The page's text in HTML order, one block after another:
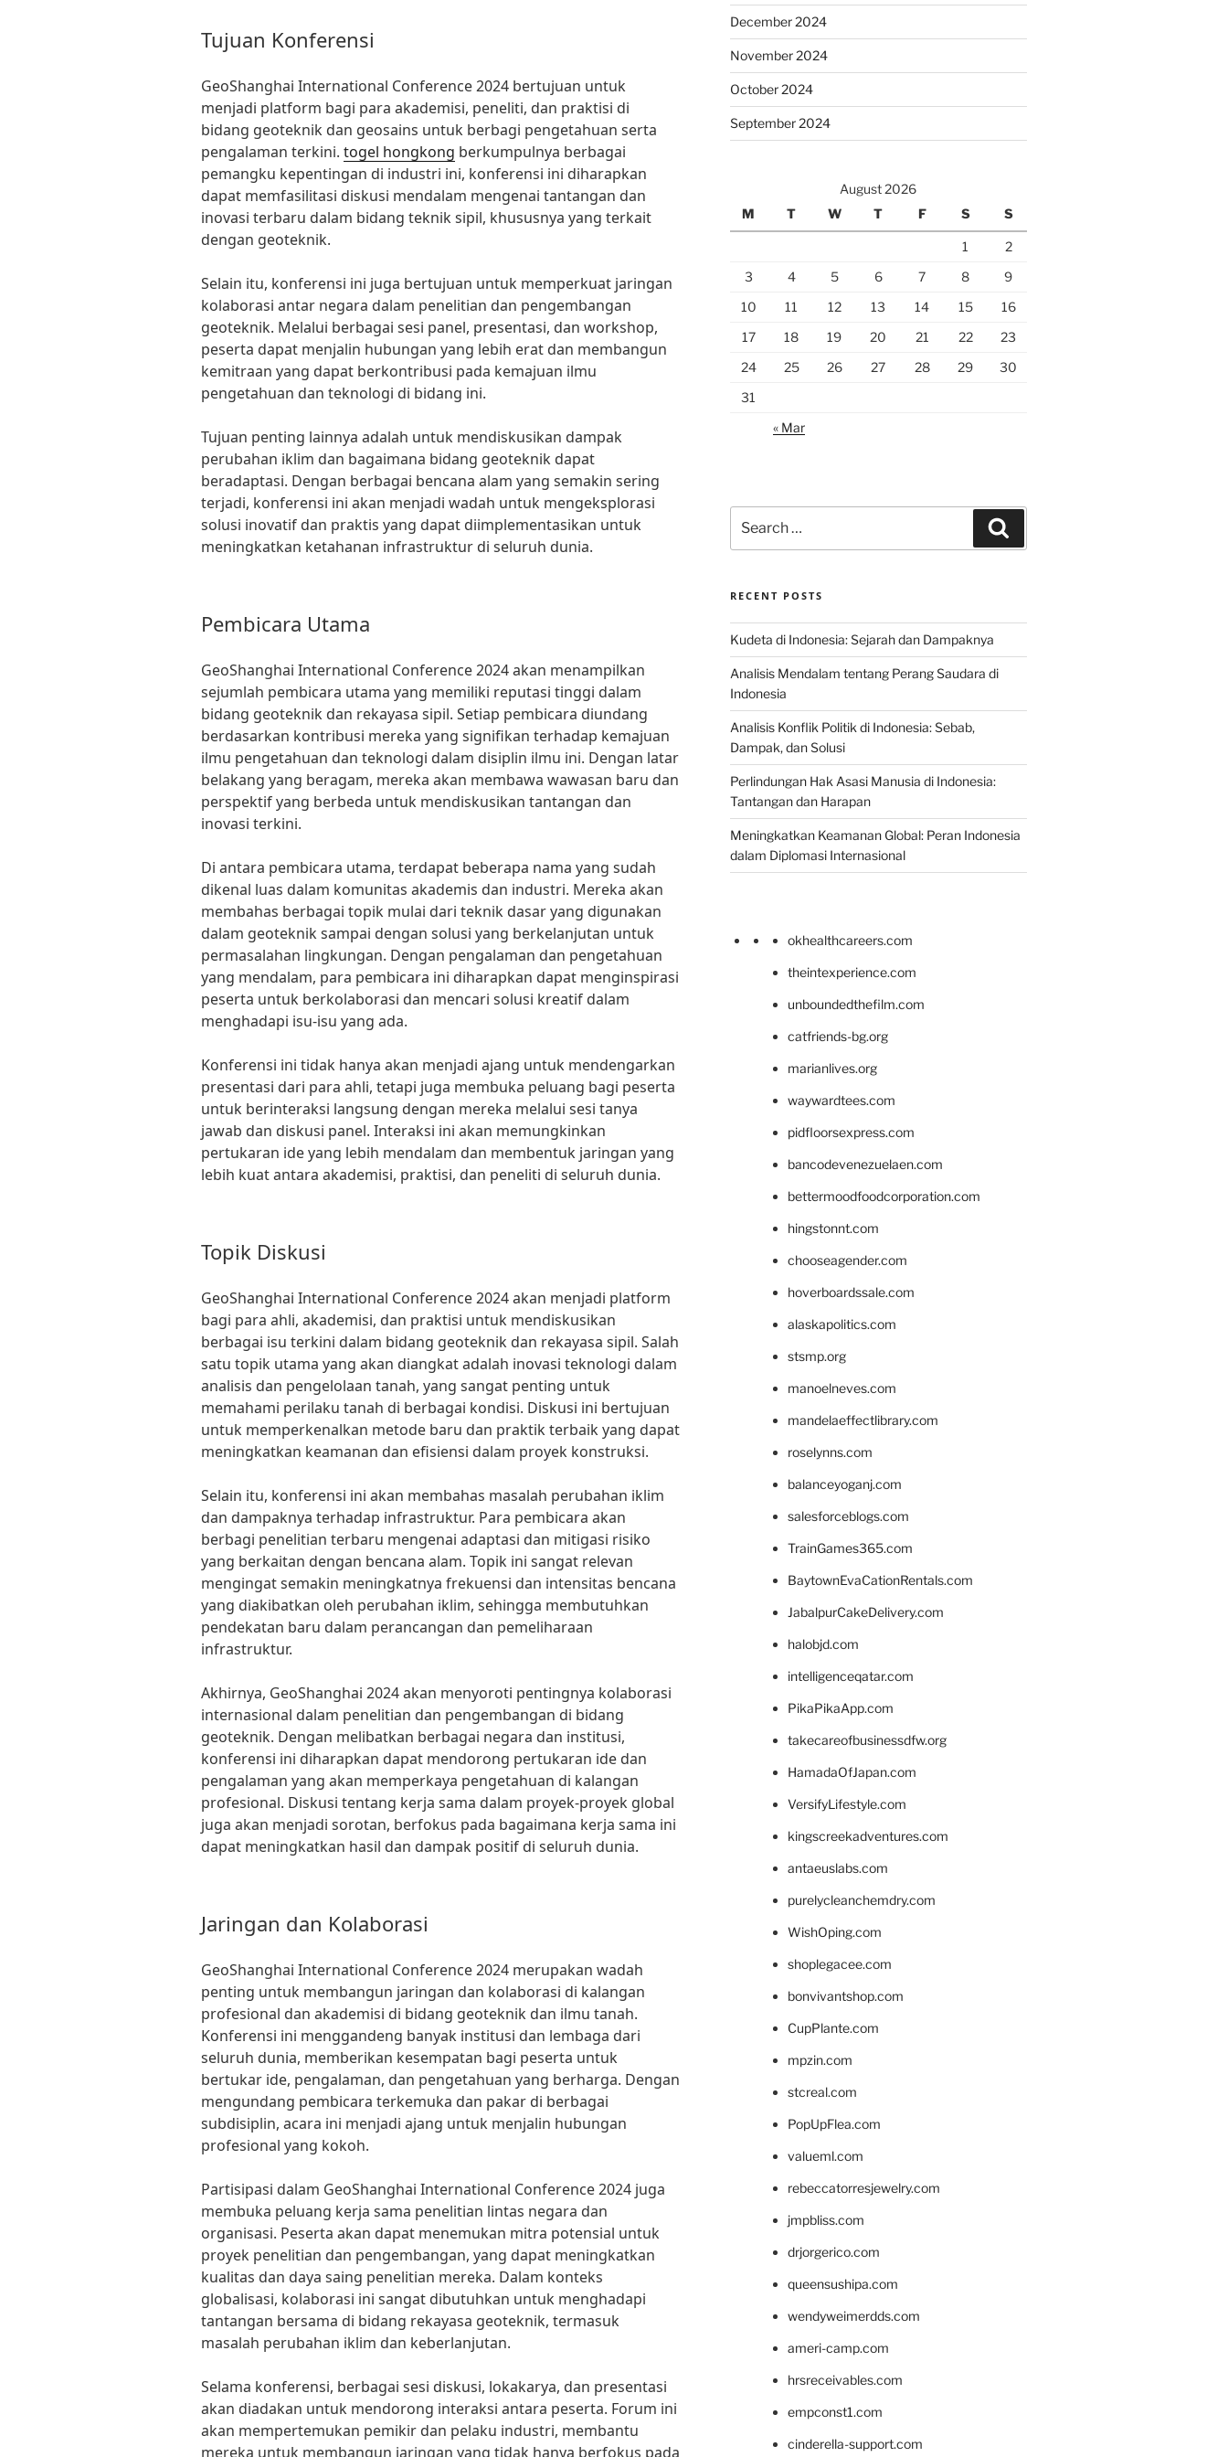
Tujuan Konferensi
GeoShanghai International Conference 2024 bertujuan untuk
menjadi platform bagi para akademisi, peneliti, dan praktisi di
bidang geoteknik dan geosains untuk berbagi pengetahuan serta
pengalaman terkini. togel hongkong berkumpulnya berbagai
pemangku kepentingan di industri ini, konferensi ini diharapkan
dapat memfasilitasi diskusi mendalam mengenai tantangan dan
inovasi terbaru dalam bidang teknik sipil, khususnya yang terkait
dengan geoteknik.
Selain itu, konferensi ini juga bertujuan untuk memperkuat jaringan
kolaborasi antar negara dalam penelitian dan pengembangan
geoteknik. Melalui berbagai sesi panel, presentasi, dan workshop,
peserta dapat menjalin hubungan yang lebih erat dan membangun
kemitraan yang dapat berkontribusi pada kemajuan ilmu
pengetahuan dan teknologi di bidang ini.
Tujuan penting lainnya adalah untuk mendiskusikan dampak
perubahan iklim dan bagaimana bidang geoteknik dapat
beradaptasi. Dengan berbagai bencana alam yang semakin sering
terjadi, konferensi ini akan menjadi wadah untuk mengeksplorasi
solusi inovatif dan praktis yang dapat diimplementasikan untuk
meningkatkan ketahanan infrastruktur di seluruh dunia.
Pembicara Utama
GeoShanghai International Conference 2024 akan menampilkan
sejumlah pembicara utama yang memiliki reputasi tinggi dalam
bidang geoteknik dan rekayasa sipil. Setiap pembicara diundang
berdasarkan kontribusi mereka yang signifikan terhadap kemajuan
ilmu pengetahuan dan teknologi dalam disiplin ilmu ini. Dengan latar
belakang yang beragam, mereka akan membawa wawasan baru dan
perspektif yang berbeda untuk mendiskusikan tantangan dan
inovasi terkini.
Di antara pembicara utama, terdapat beberapa nama yang sudah
dikenal luas dalam komunitas akademis dan industri. Mereka akan
membahas berbagai topik mulai dari teknik dasar yang digunakan
dalam geoteknik sampai dengan solusi yang berkelanjutan untuk
permasalahan lingkungan. Dengan pengalaman dan pengetahuan
yang mendalam, para pembicara ini diharapkan dapat menginspirasi
peserta untuk berkolaborasi dan mencari solusi kreatif dalam
menghadapi isu-isu yang ada.
Konferensi ini tidak hanya akan menjadi ajang untuk mendengarkan
presentasi dari para ahli, tetapi juga membuka peluang bagi peserta
untuk berinteraksi langsung dengan mereka melalui sesi tanya
jawab dan diskusi panel. Interaksi ini akan memungkinkan
pertukaran ide yang lebih mendalam dan membentuk jaringan yang
lebih kuat antara akademisi, praktisi, dan peneliti di seluruh dunia.
Topik Diskusi
GeoShanghai International Conference 2024 akan menjadi platform
bagi para ahli, akademisi, dan praktisi untuk mendiskusikan
berbagai isu terkini dalam bidang geoteknik dan rekayasa sipil. Salah
satu topik utama yang akan diangkat adalah inovasi teknologi dalam
analisis dan pengelolaan tanah, yang sangat penting untuk
memahami perilaku tanah di berbagai kondisi. Diskusi ini bertujuan
untuk memperkenalkan metode baru dan praktik terbaik yang dapat
meningkatkan keamanan dan efisiensi dalam proyek konstruksi.
Selain itu, konferensi ini akan membahas masalah perubahan iklim
dan dampaknya terhadap infrastruktur. Para pembicara akan
berbagi penelitian terbaru mengenai adaptasi dan mitigasi risiko
yang berkaitan dengan bencana alam. Topik ini sangat relevan
mengingat semakin meningkatnya frekuensi dan intensitas bencana
yang diakibatkan oleh perubahan iklim, sehingga membutuhkan
pendekatan baru dalam perancangan dan pemeliharaan
infrastruktur.
Akhirnya, GeoShanghai 2024 akan menyoroti pentingnya kolaborasi
internasional dalam penelitian dan pengembangan di bidang
geoteknik. Dengan melibatkan berbagai negara dan institusi,
konferensi ini diharapkan dapat mendorong pertukaran ide dan
pengalaman yang akan memperkaya pengetahuan di kalangan
profesional. Diskusi tentang kerja sama dalam proyek-proyek global
juga akan menjadi sorotan, berfokus pada bagaimana kerja sama ini
dapat meningkatkan hasil dan dampak positif di seluruh dunia.
Jaringan dan Kolaborasi
GeoShanghai International Conference 2024 merupakan wadah
penting untuk membangun jaringan dan kolaborasi di kalangan
profesional dan akademisi di bidang geoteknik dan ilmu tanah.
Konferensi ini menggandeng banyak institusi dan lembaga dari
seluruh dunia, memberikan kesempatan bagi peserta untuk
bertukar ide, pengalaman, dan pengetahuan yang berharga. Dengan
mengundang pembicara terkemuka dan pakar di berbagai
subdisiplin, acara ini menjadi ajang untuk menjalin hubungan
profesional yang kokoh.
Partisipasi dalam GeoShanghai International Conference 2024 juga
membuka peluang kerja sama penelitian lintas negara dan
organisasi. Peserta akan dapat menemukan mitra potensial untuk
proyek penelitian dan pengembangan, yang dapat meningkatkan
kualitas dan daya saing penelitian mereka. Dalam konteks
globalisasi, kolaborasi ini sangat dibutuhkan untuk menghadapi
tantangan bersama di bidang rekayasa geoteknik, termasuk
masalah perubahan iklim dan keberlanjutan.
Selama konferensi, berbagai sesi diskusi, lokakarya, dan presentasi
akan diadakan untuk mendorong interaksi antara peserta. Forum ini
akan mempertemukan pemikir dan pelaku industri, membantu
mereka untuk membangun jaringan yang tidak hanya berfokus pada
December 2024
November 2024
October 2024
September 2024
August 2026
M
T W T F S S
1
2
3
4 5 6 7 8
9
10
11 12 13 14 15
16
17
18 19 20 21 22
23
24
25 26 27 28 29
30
31
« Mar
for:
RECENT POSTS
Kudeta di Indonesia: Sejarah dan Dampaknya
Analisis Mendalam tentang Perang Saudara di
Indonesia
Analisis Konflik Politik di Indonesia: Sebab,
Dampak, dan Solusi
Perlindungan Hak Asasi Manusia di Indonesia:
Tantangan dan Harapan
Meningkatkan Keamanan Global: Peran Indonesia
dalam Diplomasi Internasional
okhealthcareers.com
theintexperience.com
unboundedthefilm.com
catfriends-bg.org
marianlives.org
waywardtees.com
pidfloorsexpress.com
bancodevenezuelaen.com
bettermoodfoodcorporation.com
hingstonnt.com
chooseagender.com
hoverboardssale.com
alaskapolitics.com
stsmp.org
manoelneves.com
mandelaeffectlibrary.com
roselynns.com
balanceyoganj.com
salesforceblogs.com
TrainGames365.com
BaytownEvaCationRentals.com
JabalpurCakeDelivery.com
halobjd.com
intelligenceqatar.com
PikaPikaApp.com
takecareofbusinessdfw.org
HamadaOfJapan.com
VersifyLifestyle.com
kingscreekadventures.com
antaeuslabs.com
purelycleanchemdry.com
WishOping.com
shoplegacee.com
bonvivantshop.com
CupPlante.com
mpzin.com
stcreal.com
PopUpFlea.com
valueml.com
rebeccatorresjewelry.com
jmpbliss.com
drjorgerico.com
queensushipa.com
wendyweimerdds.com
ameri-camp.com
hrsreceivables.com
empconst1.com
cinderella-support.com